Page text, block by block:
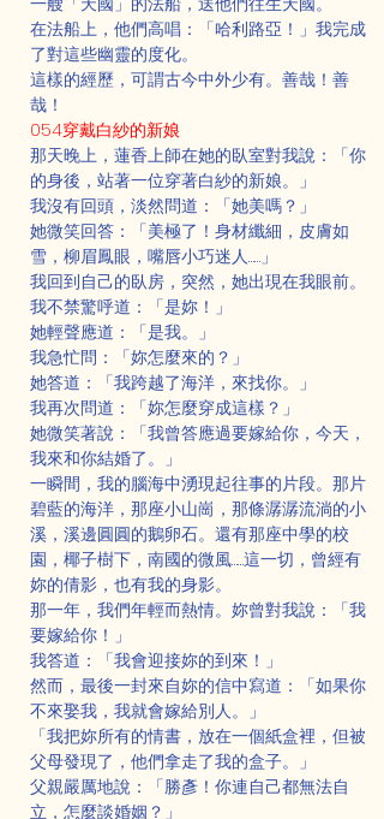
在法船上，他們高唱：「哈利路亞！」我完成
了對這些幽靈的度化。
這樣的經歷，可謂古今中外少有。善哉！善
哉！
054穿戴白紗的新娘
那天晚上，蓮香上師在她的臥室對我說：「你
的身後，站著一位穿著白紗的新娘。」
我沒有回頭，淡然問道：「她美嗎？」
她微笑回答：「美極了！身材纖細，皮膚如
雪，柳眉鳳眼，嘴唇小巧迷人……」
我回到自己的臥房，突然，她出現在我眼前。
我不禁驚呼道：「是妳！」
她輕聲應道：「是我。」
我急忙問：「妳怎麼來的？」
她答道：「我跨越了海洋，來找你。」
我再次問道：「妳怎麼穿成這樣？」
她微笑著說：「我曾答應過要嫁給你，今天，
我來和你結婚了。」
一瞬間，我的腦海中湧現起往事的片段。那片
碧藍的海洋，那座小山崗，那條潺潺流淌的小
溪，溪邊圓圓的鵝卵石。還有那座中學的校
園，椰子樹下，南國的微風……這一切，曾經有
妳的倩影，也有我的身影。
那一年，我們年輕而熱情。妳曾對我說：「我
要嫁給你！」
我答道：「我會迎接妳的到來！」
然而，最後一封來自妳的信中寫道：「如果你
不來娶我，我就會嫁給別人。」
「我把妳所有的情書，放在一個紙盒裡，但被
父母發現了，他們拿走了我的盒子。」
父親嚴厲地說：「勝彥！你連自己都無法自
立，怎麼談婚姻？」